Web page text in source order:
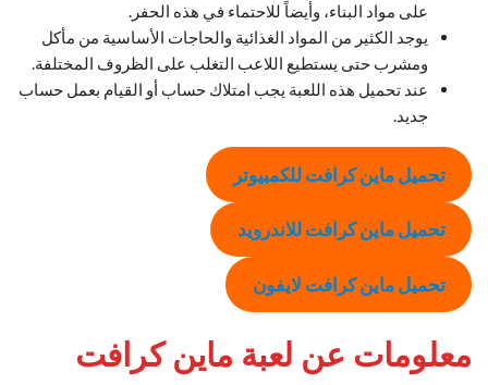
على مواد البناء، وأيضاً للاحتماء في هذه الحفر.
يوجد الكثير من المواد الغذائية والحاجات الأساسية من مأكل
ومشرب حتى يستطيع اللاعب التغلب على الظروف المختلفة.
عند تحميل هذه اللعبة يجب امتلاك حساب أو القيام بعمل حساب
جديد.
تحميل ماين كرافت للكمبيوتر
تحميل ماين كرافت للاندرويد
تحميل ماين كرافت لايفون
معلومات عن لعبة ماين كرافت